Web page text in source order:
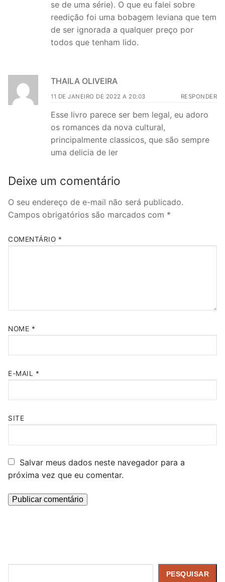
se de uma série). O que eu falei sobre
reedição foi uma bobagem leviana que tem
de ser ignorada a qualquer preço por
todos que tenham lido.
THAILA OLIVEIRA
11 DE JANEIRO DE 2022 A 20:03 RESPONDER
Esse livro parece ser bem legal, eu adoro
os romances da nova cultural,
principalmente classicos, que são sempre
uma delicia de ler
Deixe um comentário
O seu endereço de e-mail não será publicado.
Campos obrigatórios são marcados com *
COMENTÁRIO *
NOME *
E-MAIL *
SITE
Salvar meus dados neste navegador para a
próxima vez que eu comentar.
PESQUISAR